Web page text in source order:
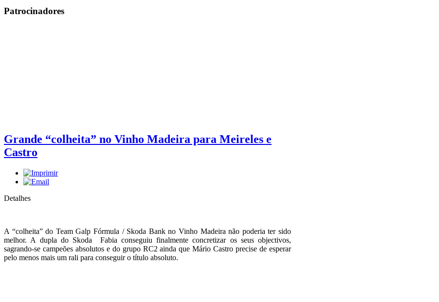
Patrocinadores
Grande “colheita” no Vinho Madeira para Meireles e
Castro
Detalhes
A “colheita” do Team Galp Fórmula / Skoda Bank no Vinho Madeira não poderia ter sido
melhor. A dupla do Skoda Fabia conseguiu finalmente concretizar os seus objectivos,
sagrando-se campeões absolutos e do grupo RC2 ainda que Mário Castro precise de esperar
pelo menos mais um rali para conseguir o título absoluto.